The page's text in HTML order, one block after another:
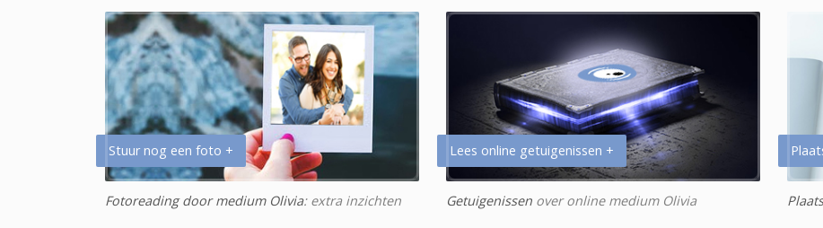
Stuur nog een foto +
Fotoreading door medium Olivia: extra inzichten
Lees online getuigenissen +
Getuigenissen over online medium Olivia